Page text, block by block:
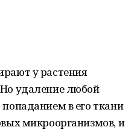
у растения
удаление любой
в его ткани
микроорганизмов, и